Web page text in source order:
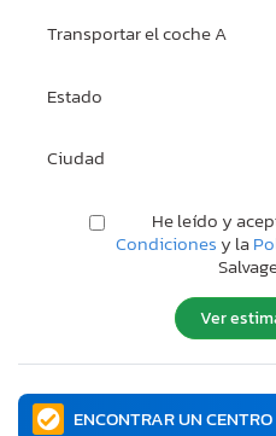
Transportar el coche A
Estado
Ciudad
He leído y
Condiciones y la
Ver
ENCONTRAR UN